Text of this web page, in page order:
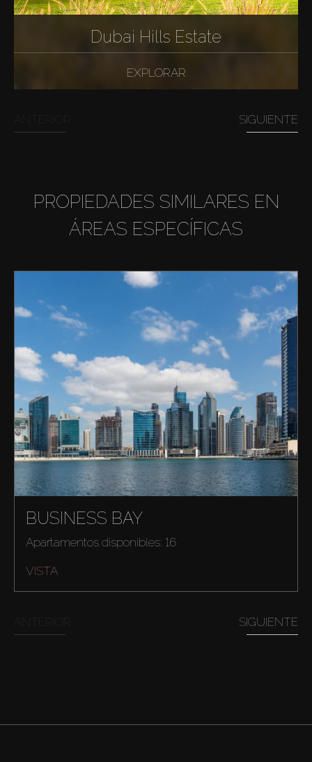
Dubai Hills Estate
EXPLORAR
SIGUIENTE
PROPIEDADES SIMILARES EN
ÁREAS ESPECÍFICAS
BUSINESS BAY
Apartamentos disponibles: 16
VISTA
SIGUIENTE